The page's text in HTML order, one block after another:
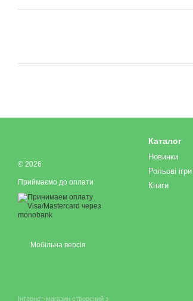
© 2026
Приймаємо до оплати
Мобільна версія
Інтернет-магазин створений з
Каталог
Новинки
Рольові ігри
Книги